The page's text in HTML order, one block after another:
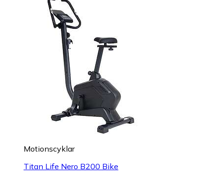
Motionscyklar
Titan Life Nero B200 Bike